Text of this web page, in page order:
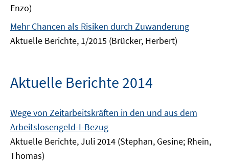
Enzo)
Mehr Chancen als Risiken durch Zuwanderung
Aktuelle Berichte, 1/2015 (Brücker, Herbert)
Aktuelle Berichte 2014
Wege von Zeitarbeitskräften in den und aus dem
Arbeitslosengeld-I-Bezug
Aktuelle Berichte, Juli 2014 (Stephan, Gesine; Rhein,
Thomas)